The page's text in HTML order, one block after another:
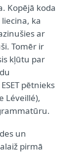
Kopējā koda
ka
ar
Tomēr ir
kļūtu par
pētnieks
Léveillé),
un
pirmā